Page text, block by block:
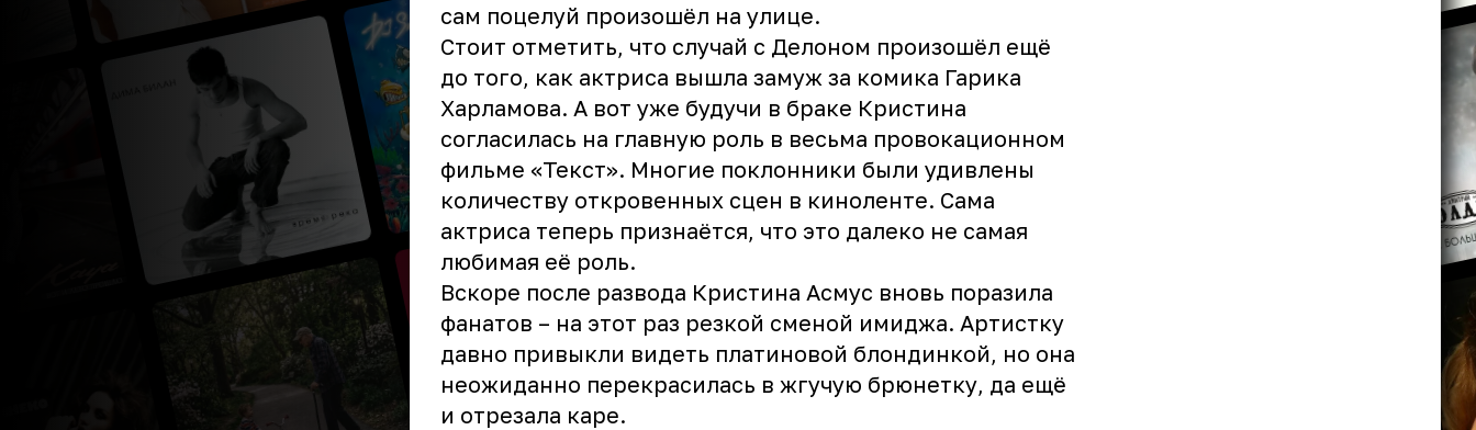
сам поцелуй произошёл на улице.
Стоит отметить, что случай с Делоном произошёл ещё
до того, как актриса вышла замуж за комика Гарика
Харламова. А вот уже будучи в браке Кристина
согласилась на главную роль в весьма провокационном
фильме «Текст». Многие поклонники были удивлены
количеству откровенных сцен в киноленте. Сама
актриса теперь признаётся, что это далеко не самая
любимая её роль.
Вскоре после развода Кристина Асмус вновь поразила
фанатов – на этот раз резкой сменой имиджа. Артистку
давно привыкли видеть платиновой блондинкой, но она
неожиданно перекрасилась в жгучую брюнетку, да ещё
и отрезала каре.